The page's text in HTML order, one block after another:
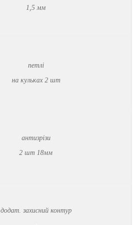
1,5 мм
петлі
на кульках 2 шт
антизрізи
2 шт 18мм
додат. захисний контур